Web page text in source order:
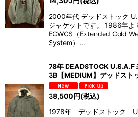
2000年代 デッドストック
ジャケットです。 1986年よ
ECWCS（Extended Cold
System）…
78年 DEADSTOCK U.S.A.F
3B【MEDIUM】デッドスト
38,500円(税込)
1978年 デッドストック